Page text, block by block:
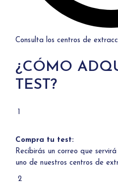
Consulta los centros de
¿CÓMO
TEST?
1
Compra tu test:
Recibirás un correo que
uno denuestros centros de
2